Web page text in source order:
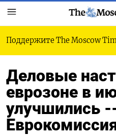
Поддержите The Moscow
Деловые
еврозоне в
улучшились